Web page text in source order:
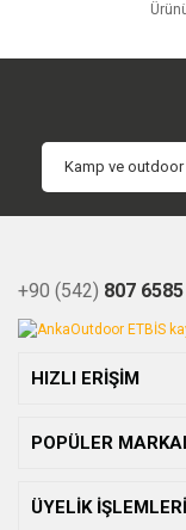
+90 (542) 807 6585
HIZLI ERİŞİM
POPÜLER
ÜYELİK İŞLEMLERİ